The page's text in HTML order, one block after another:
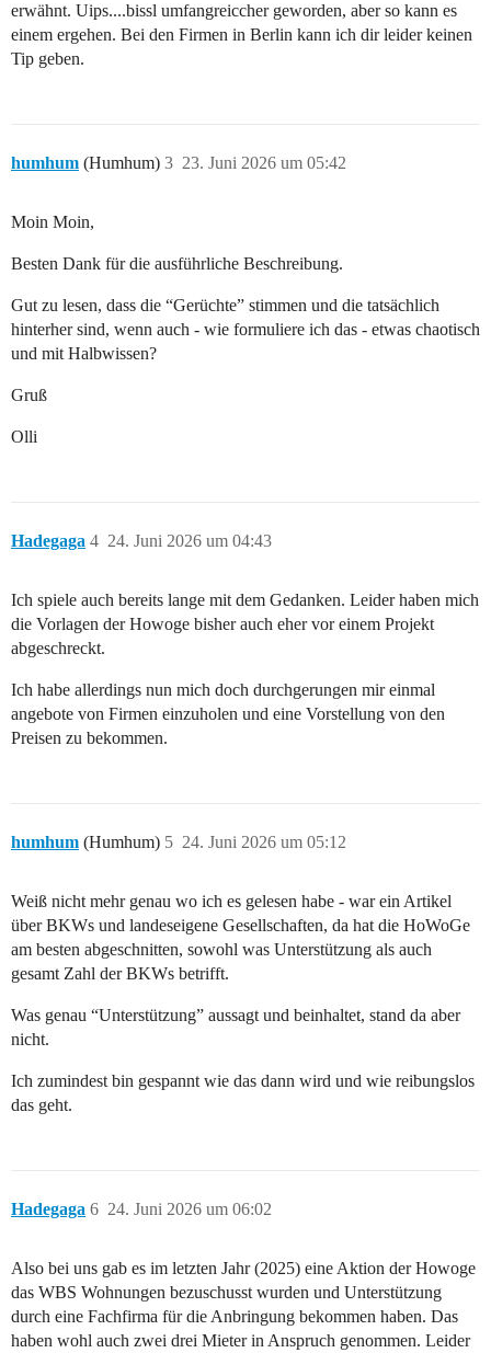
erwähnt. Uips....bissl umfangreiccher geworden, aber so kann es
einem ergehen. Bei den Firmen in Berlin kann ich dir leider keinen
Tip geben.
humhum (Humhum) 23. Juni 2026 um 05:42
3
Moin Moin,
Besten Dank für die ausführliche Beschreibung.
Gut zu lesen, dass die “Gerüchte” stimmen und die tatsächlich
hinterher sind, wenn auch - wie formuliere ich das - etwas chaotisch
und mit Halbwissen?
Gruß
Olli
Hadegaga 24. Juni 2026 um 04:43
4
Ich spiele auch bereits lange mit dem Gedanken. Leider haben mich
die Vorlagen der Howoge bisher auch eher vor einem Projekt
abgeschreckt.
Ich habe allerdings nun mich doch durchgerungen mir einmal
angebote von Firmen einzuholen und eine Vorstellung von den
Preisen zu bekommen.
humhum (Humhum) 24. Juni 2026 um 05:12
5
Weiß nicht mehr genau wo ich es gelesen habe - war ein Artikel
über BKWs und landeseigene Gesellschaften, da hat die HoWoGe
am besten abgeschnitten, sowohl was Unterstützung als auch
gesamt Zahl der BKWs betrifft.
Was genau “Unterstützung” aussagt und beinhaltet, stand da aber
nicht.
Ich zumindest bin gespannt wie das dann wird und wie reibungslos
das geht.
Hadegaga 24. Juni 2026 um 06:02
6
Also bei uns gab es im letzten Jahr (2025) eine Aktion der Howoge
das WBS Wohnungen bezuschusst wurden und Unterstützung
durch eine Fachfirma für die Anbringung bekommen haben. Das
haben wohl auch zwei drei Mieter in Anspruch genommen. Leider